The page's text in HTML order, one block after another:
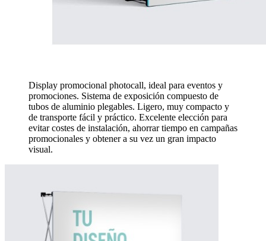
Display promocional photocall, ideal para eventos y
promociones. Sistema de exposición compuesto de
tubos de aluminio plegables. Ligero, muy compacto y
de transporte fácil y práctico. Excelente elección para
evitar costes de instalación, ahorrar tiempo en campañas
promocionales y obtener a su vez un gran impacto
visual.